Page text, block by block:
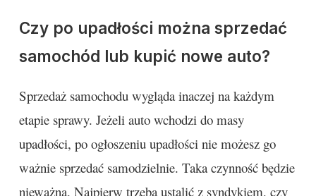
Czy po upadłości można sprzedać
samochód lub kupić nowe auto?
Sprzedaż samochodu wygląda inaczej na każdym
etapie sprawy. Jeżeli auto wchodzi do masy
upadłości, po ogłoszeniu upadłości nie możesz go
ważnie sprzedać samodzielnie. Taka czynność będzie
nieważna. Najpierw trzeba ustalić z syndykiem, czy